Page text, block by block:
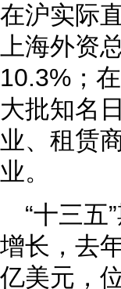
在沪实际
上海外资
10.3%；
大批知名
业、租赁
业。
“十三五
增长，去
亿美元，